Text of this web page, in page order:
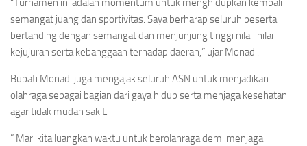
“Turnamen ini adalah momentum untuk menghidupkan kembali
semangat juang dan sportivitas. Saya berharap seluruh peserta
bertanding dengan semangat dan menjunjung tinggi nilai-nilai
kejujuran serta kebanggaan terhadap daerah,” ujar Monadi.
Bupati Monadi juga mengajak seluruh ASN untuk menjadikan
olahraga sebagai bagian dari gaya hidup serta menjaga kesehatan
agar tidak mudah sakit.
” Mari kita luangkan waktu untuk berolahraga demi menjaga